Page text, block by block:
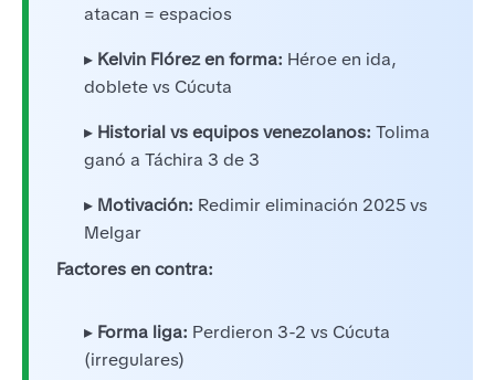
atacan = espacios
▸ Kelvin Flórez en forma: Héroe en ida,
doblete vs Cúcuta
▸ Historial vs equipos venezolanos: Tolima
ganó a Táchira 3 de 3
▸ Motivación: Redimir eliminación 2025 vs
Melgar
Factores en contra:
▸ Forma liga: Perdieron 3-2 vs Cúcuta
(irregulares)